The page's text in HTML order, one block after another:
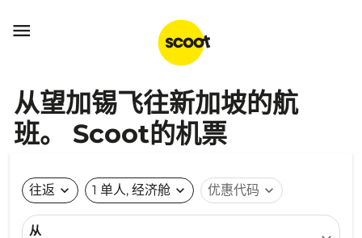

从望加锡飞往新加坡的航
班。 Scoot的机票
往返 expand_more 1 单人, 经济舱 expand_more 优惠代码 expand_more
从